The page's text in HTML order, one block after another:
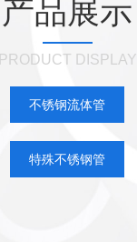
产品展示
PRODUCT DISPLAY
不锈钢流体管
特殊不锈钢管